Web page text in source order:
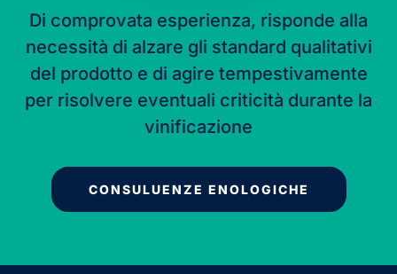
Di comprovata esperienza, risponde alla
necessità di alzare gli standard qualitativi
del prodotto e di agire tempestivamente
per risolvere eventuali criticità durante la
vinificazione
CONSULUENZE ENOLOGICHE